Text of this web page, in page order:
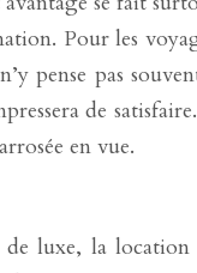
Pour les
pense pas
de
en vue.
luxe, la